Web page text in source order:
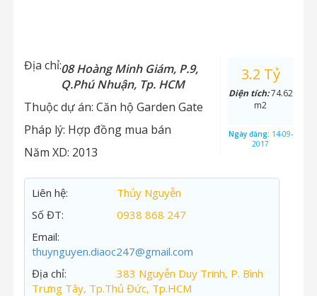
Địa chỉ:08 Hoàng Minh Giám, P.9,
Q.Phú Nhuận, Tp. HCM
Thuộc dự án: Căn hộ Garden Gate
Pháp lý: Hợp đồng mua bán
Năm XD: 2013
3.2 Tỷ
Diện tích:74.62
m2
Ngày đăng: 14-09-
2017
Liên hệ:
Thủy Nguyễn
Số ĐT:
0938 868 247
Email:
thuynguyen.diaoc247@gmail.com
Địa chỉ:
383 Nguyễn Duy Trinh, P. Bình
Trưng Tây, Tp.Thủ Đức, Tp.HCM